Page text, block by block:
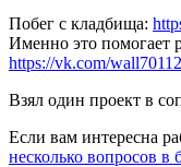
Побег с кладбища:
Именно это помогает
https://vk.com/
Взял один проект в
Если вам интересна
несколько вопросов в